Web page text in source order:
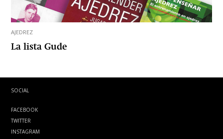
AJEDREZ
La lista Gude
SOCIAL
FACEBOOK
TWITTER
INSTAGRAM